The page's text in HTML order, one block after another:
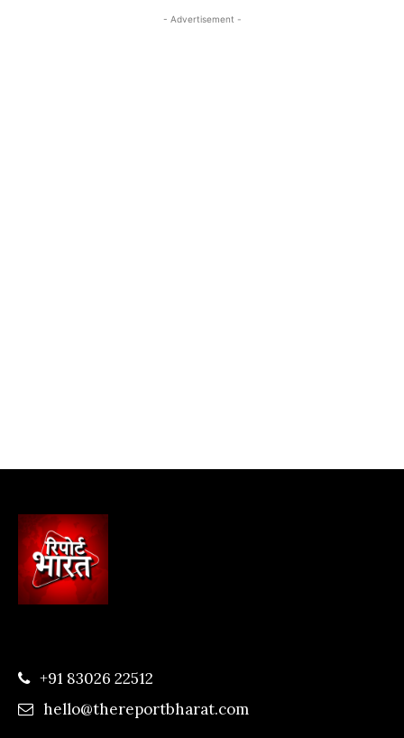
- Advertisement -
+91 83026 22512
hello@thereportbharat.com